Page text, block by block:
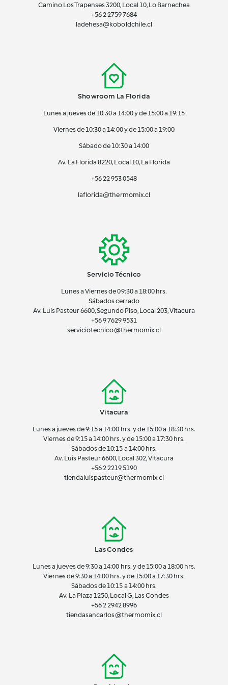
Camino Los Trapenses 3200, Local 10, Lo Barnechea
+56 22759 7684
ladehesa@koboldchile.cl
Showroom La Florida
Lunes a jueves de 10:30 a 14:00 y de 15:00 a 19:15
Viernes de 10:30 a 14:00 y de 15:00 a 19:00
Sábado de 10:30 a 14:00
Av. La Florida 8220, Local 10, La Florida
+56 22 953 0548
laflorida@thermomix.cl
Servicio Técnico
Lunes a Viernes de 09:30 a 18:00 hrs.
Sábados cerrado
Av. Luis Pasteur 6600, Segundo Piso, Local 203, Vitacura
+56 9 7629 9531
serviciotecnico@thermomix.cl
Vitacura
Lunes a jueves de 9:15 a 14:00 hrs. y de 15:00 a 18:30 hrs.
Viernes de 9:15 a 14:00 hrs. y de 15:00 a 17:30 hrs.
Sábados de 10:15 a 14:00 hrs.
Av. Luis Pasteur 6600, Local 302, Vitacura
+56 2 2219 5190
tiendaluispasteur@thermomix.cl
Las Condes
Lunes a jueves de 9:30 a 14:00 hrs. y de 15:00 a 18:00 hrs.
Viernes de 9:30 a 14:00 hrs. y de 15:00 a 17:30 hrs.
Sábados de 10:15 a 14:00 hrs.
Av. La Plaza 1250, Local G, Las Condes
+56 2 2942 8996
tiendasancarlos@thermomix.cl